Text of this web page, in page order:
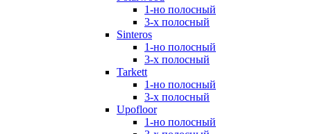
1-но полосный
3-х полосный
Sinteros
1-но полосный
3-х полосный
Tarkett
1-но полосный
3-х полосный
Upofloor
1-но полосный